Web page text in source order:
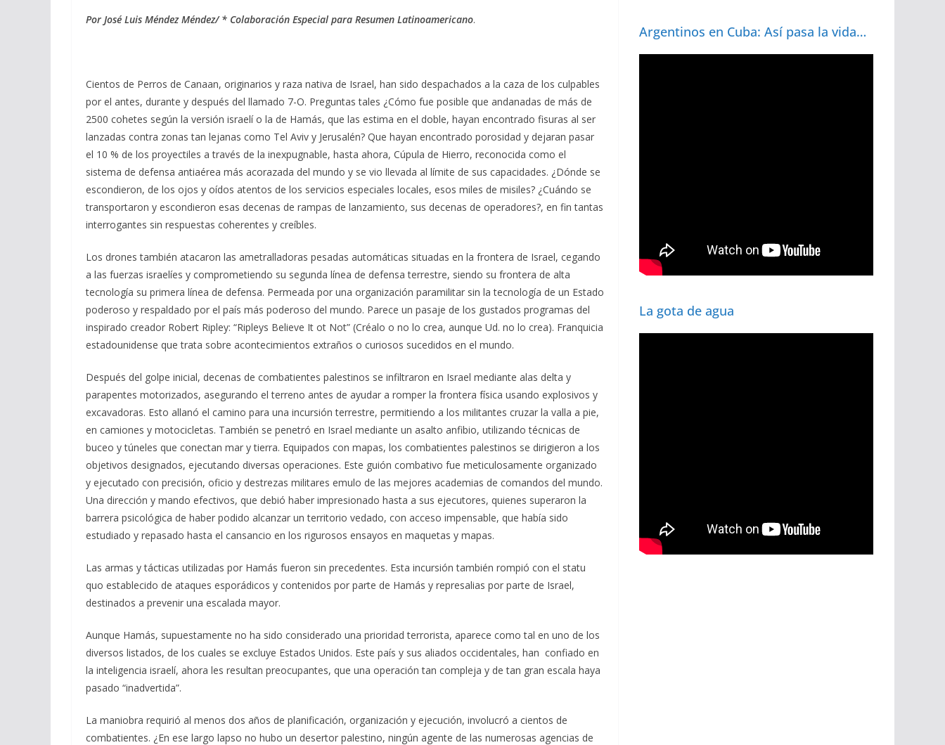
ac
e
o
o
k
el
e
a
m
h
at
A
p
p
m
ai
o
m
ar
ti
r
Por José Luis Méndez Méndez/ * Colaboración Especial para Resumen Latinoamericano.
Cientos de Perros de Canaan, originarios y raza nativa de Israel, han sido despachados a la caza de los culpables
por el antes, durante y después del llamado 7-O. Preguntas tales ¿Cómo fue posible que andanadas de más de
2500 cohetes según la versión israelí o la de Hamás, que las estima en el doble, hayan encontrado fisuras al ser
lanzadas contra zonas tan lejanas como Tel Aviv y Jerusalén? Que hayan encontrado porosidad y dejaran pasar
el 10 % de los proyectiles a través de la inexpugnable, hasta ahora, Cúpula de Hierro, reconocida como el
sistema de defensa antiaérea más acorazada del mundo y se vio llevada al límite de sus capacidades. ¿Dónde se
escondieron, de los ojos y oídos atentos de los servicios especiales locales, esos miles de misiles? ¿Cuándo se
transportaron y escondieron esas decenas de rampas de lanzamiento, sus decenas de operadores?, en fin tantas
interrogantes sin respuestas coherentes y creíbles.
Los drones también atacaron las ametralladoras pesadas automáticas situadas en la frontera de Israel, cegando
a las fuerzas israelíes y comprometiendo su segunda línea de defensa terrestre, siendo su frontera de alta
tecnología su primera línea de defensa. Permeada por una organización paramilitar sin la tecnología de un Estado
poderoso y respaldado por el país más poderoso del mundo. Parece un pasaje de los gustados programas del
inspirado creador Robert Ripley: “Ripleys Believe It ot Not” (Créalo o no lo crea, aunque Ud. no lo crea). Franquicia
estadounidense que trata sobre acontecimientos extraños o curiosos sucedidos en el mundo.
Después del golpe inicial, decenas de combatientes palestinos se infiltraron en Israel mediante alas delta y
parapentes motorizados, asegurando el terreno antes de ayudar a romper la frontera física usando explosivos y
excavadoras. Esto allanó el camino para una incursión terrestre, permitiendo a los militantes cruzar la valla a pie,
en camiones y motocicletas. También se penetró en Israel mediante un asalto anfibio, utilizando técnicas de
buceo y túneles que conectan mar y tierra. Equipados con mapas, los combatientes palestinos se dirigieron a los
objetivos designados, ejecutando diversas operaciones. Este guión combativo fue meticulosamente organizado
y ejecutado con precisión, oficio y destrezas militares emulo de las mejores academias de comandos del mundo.
Una dirección y mando efectivos, que debió haber impresionado hasta a sus ejecutores, quienes superaron la
barrera psicológica de haber podido alcanzar un territorio vedado, con acceso impensable, que había sido
estudiado y repasado hasta el cansancio en los rigurosos ensayos en maquetas y mapas.
Las armas y tácticas utilizadas por Hamás fueron sin precedentes. Esta incursión también rompió con el statu
quo establecido de ataques esporádicos y contenidos por parte de Hamás y represalias por parte de Israel,
destinados a prevenir una escalada mayor.
Aunque Hamás, supuestamente no ha sido considerado una prioridad terrorista, aparece como tal en uno de los
diversos listados, de los cuales se excluye Estados Unidos. Este país y sus aliados occidentales, han confiado en
la inteligencia israelí, ahora les resultan preocupantes, que una operación tan compleja y de tan gran escala haya
pasado “inadvertida”.
La maniobra requirió al menos dos años de planificación, organización y ejecución, involucró a cientos de
combatientes. ¿En ese largo lapso no hubo un desertor palestino, ningún agente de las numerosas agencias de
Argentinos en Cuba: Así pasa la vida…
La gota de agua